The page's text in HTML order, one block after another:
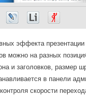
эффекта
можно на разных
и заголовков, размер
в панели
скорости